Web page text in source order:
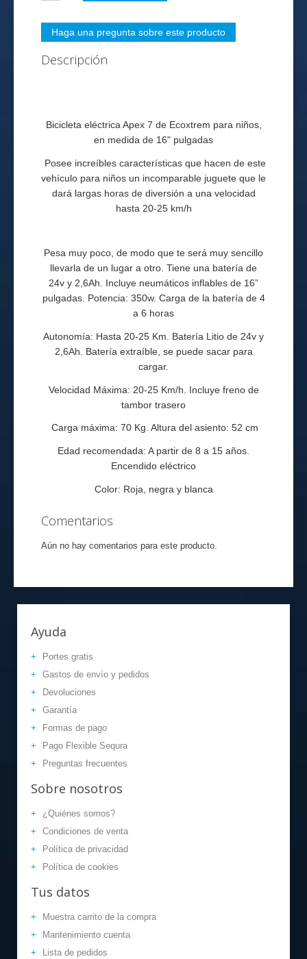
Haga una pregunta sobre este producto
Descripción
Bicicleta eléctrica Apex 7 de Ecoxtrem para niños,
en medida de 16" pulgadas
Posee increíbles características que hacen de este
vehículo para niños un incomparable juguete que le
dará largas horas de diversión a una velocidad
hasta 20-25 km/h
Pesa muy poco, de modo que te será muy sencillo
llevarla de un lugar a otro. Tiene una batería de
24v y 2,6Ah. Incluye neumáticos inflables de 16”
pulgadas. Potencia: 350w. Carga de la batería de 4
a 6 horas
Autonomía: Hasta 20-25 Km. Batería Litio de 24v y
2,6Ah. Batería extraíble, se puede sacar para
cargar.
Velocidad Máxima: 20-25 Km/h. Incluye freno de
tambor trasero
Carga máxima: 70 Kg. Altura del asiento: 52 cm
Edad recomendada: A partir de 8 a 15 años.
Encendido eléctrico
Color: Roja, negra y blanca
Comentarios
Aún no hay comentarios para este producto.
Ayuda
Portes gratis
Gastos de envío y pedidos
Devoluciones
Garantía
Formas de pago
Pago Flexible Sequra
Preguntas frecuentes
Sobre nosotros
¿Quiénes somos?
Condiciones de venta
Política de privacidad
Política de cookies
Tus datos
Muestra carrito de la compra
Mantenimiento cuenta
Lista de pedidos